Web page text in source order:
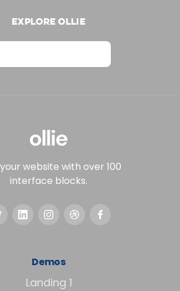
Explore Ollie
website with over 100
interface blocks.
Demos
Landing 1